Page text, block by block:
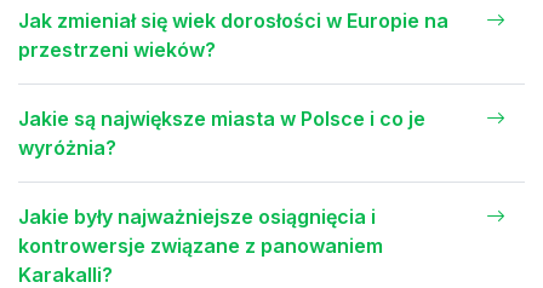
Jak zmieniał się wiek dorosłości w Europie na
przestrzeni wieków?
Jakie są największe miasta w Polsce i co je
wyróżnia?
Jakie były najważniejsze osiągnięcia i
kontrowersje związane z panowaniem
Karakalli?